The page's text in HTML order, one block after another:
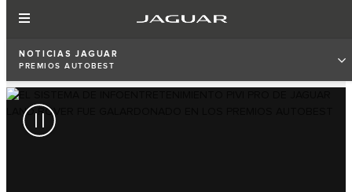
NOTICIAS JAGUAR
PREMIOS AUTOBEST